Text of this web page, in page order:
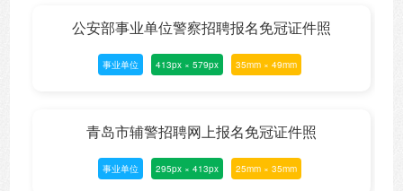
公安部事业单位警察招聘报名免冠证件照
事业单位 413px × 579px 35mm × 49mm
青岛市辅警招聘网上报名免冠证件照
事业单位 295px × 413px 25mm × 35mm